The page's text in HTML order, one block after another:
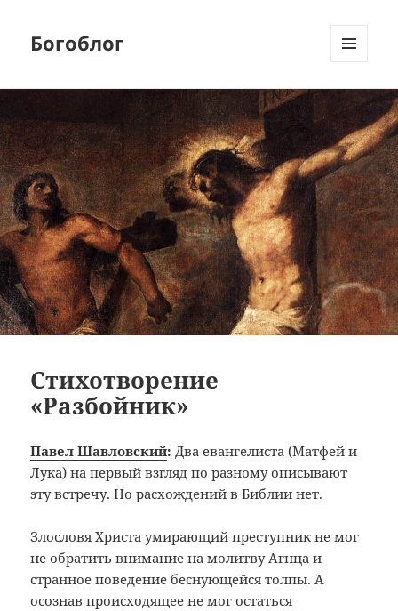
Богоблог
ВИДЖЕТЫ
Стихотворение
«Разбойник»
Павел Шавловский: Два евангелиста (Матфей и
Лука) на первый взгляд по разному описывают
эту встречу. Но расхождений в Библии нет.
Злословя Христа умирающий преступник не мог
не обратить внимание на молитву Агнца и
странное поведение беснующейся толпы. А
осознав происходящее не мог остаться